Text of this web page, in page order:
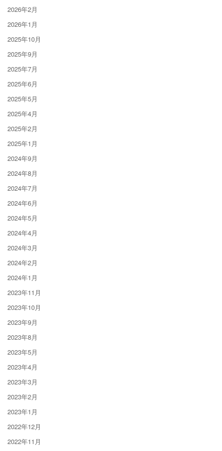
2026年2月
2026年1月
2025年10月
2025年9月
2025年7月
2025年6月
2025年5月
2025年4月
2025年2月
2025年1月
2024年9月
2024年8月
2024年7月
2024年6月
2024年5月
2024年4月
2024年3月
2024年2月
2024年1月
2023年11月
2023年10月
2023年9月
2023年8月
2023年5月
2023年4月
2023年3月
2023年2月
2023年1月
2022年12月
2022年11月